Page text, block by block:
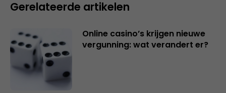
Gerelateerde artikelen
Online casino’s krijgen nieuwe
vergunning: wat verandert er?